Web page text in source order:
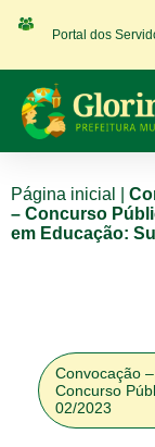
Portal dos
Página inicial
– Concurso
em Educação:
Convocação –
Concurso
02/2023